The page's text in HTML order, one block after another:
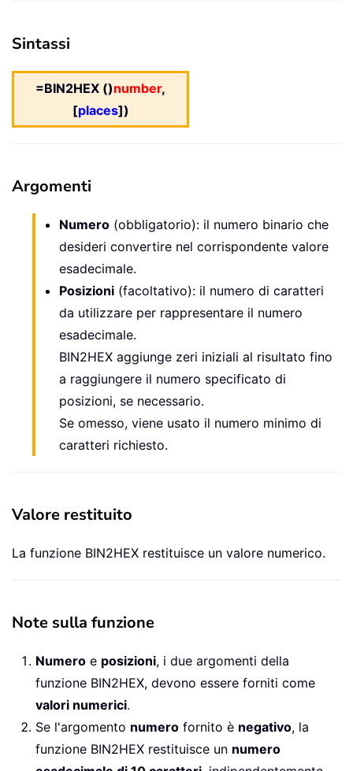
Sintassi
=BIN2HEX ()number,
[places])
Argomenti
Numero (obbligatorio): il numero binario che
desideri convertire nel corrispondente valore
esadecimale.
Posizioni (facoltativo): il numero di caratteri
da utilizzare per rappresentare il numero
esadecimale.
BIN2HEX aggiunge zeri iniziali al risultato fino
a raggiungere il numero specificato di
posizioni, se necessario.
Se omesso, viene usato il numero minimo di
caratteri richiesto.
Valore restituito
La funzione BIN2HEX restituisce un valore numerico.
Note sulla funzione
Numero e posizioni, i due argomenti della
funzione BIN2HEX, devono essere forniti come
valori numerici.
Se l'argomento numero fornito è negativo, la
funzione BIN2HEX restituisce un numero